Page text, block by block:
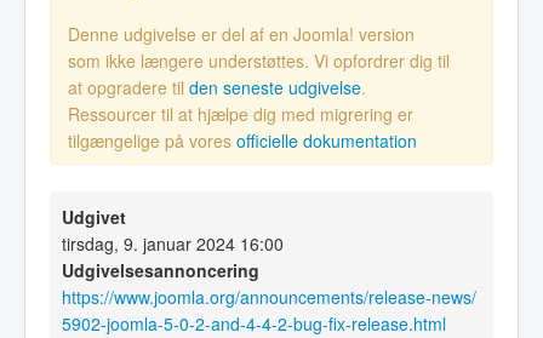
Denne udgivelse er del af en Joomla! version
som ikke længere understøttes. Vi opfordrer dig til
at opgradere til den seneste udgivelse.
Ressourcer til at hjælpe dig med migrering er
tilgængelige på vores officielle dokumentation
Udgivet
tirsdag, 9. januar 2024 16:00
Udgivelsesannoncering
https://www.joomla.org/announcements/release-news/
5902-joomla-5-0-2-and-4-4-2-bug-fix-release.html